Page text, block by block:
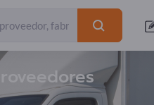
Exportadores